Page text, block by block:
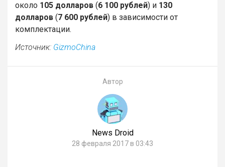
около 105 долларов (6 100 рублей) и 130
долларов (7 600 рублей) в зависимости от
комплектации.
Источник: GizmoChina
Автор
News Droid
28 февраля 2017 в 03:43